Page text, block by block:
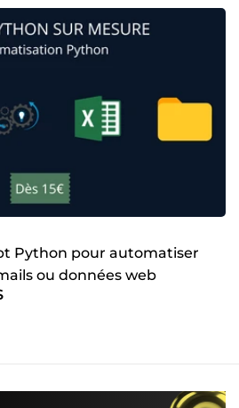
Python pour automatiser
ou données web